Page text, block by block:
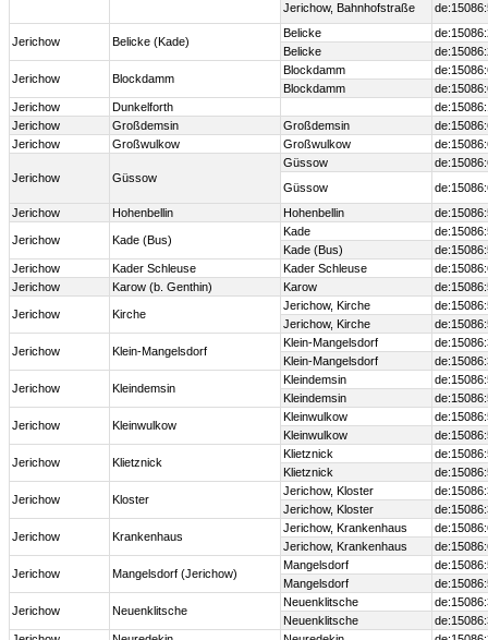
Jerichow, Bahnhofstraße
Jerichow Belicke (Kade)
Belicke
Belicke
Jerichow Blockdamm
Blockdamm
Blockdamm
Jerichow
Dunkelforth
Jerichow
Großdemsin Großdemsin
Jerichow
Großwulkow Großwulkow
Jerichow Güssow
Güssow
Güssow
Jerichow
Hohenbellin Hohenbellin
Jerichow Kade (Bus)
Kade
Kade (Bus)
Jerichow
Kader Schleuse Kader Schleuse
Jerichow
Karow (b. Genthin) Karow
Jerichow Kirche
Jerichow, Kirche
Jerichow, Kirche
Jerichow Klein-Mangelsdorf
Klein-Mangelsdorf
Klein-Mangelsdorf
Jerichow Kleindemsin
Kleindemsin
Kleindemsin
Jerichow Kleinwulkow
Kleinwulkow
Kleinwulkow
Jerichow Klietznick
Klietznick
Klietznick
Jerichow Kloster
Jerichow, Kloster
Jerichow, Kloster
Jerichow Krankenhaus
Jerichow, Krankenhaus
Jerichow, Krankenhaus
Jerichow Mangelsdorf (Jerichow)
Mangelsdorf
Mangelsdorf
Jerichow Neuenklitsche
Neuenklitsche
Neuenklitsche